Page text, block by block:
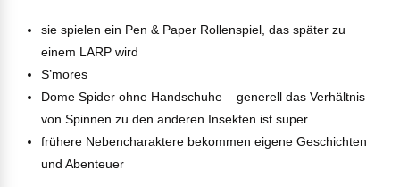
sie spielen ein Pen & Paper Rollenspiel, das später zu
einem LARP wird
S’mores
Dome Spider ohne Handschuhe – generell das Verhältnis
von Spinnen zu den anderen Insekten ist super
frühere Nebencharaktere bekommen eigene Geschichten
und Abenteuer